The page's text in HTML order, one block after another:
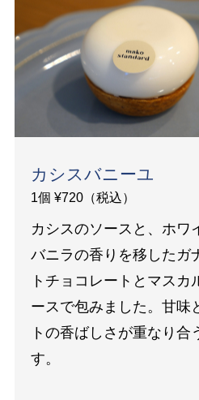
カシスバニーユ
1個 ¥720（税込）
カシスのソースと、ホワ
バニラの香りを移したガ
トチョコレートとマスカ
ースで包みました。甘味
トの香ばしさが重なり合
す。